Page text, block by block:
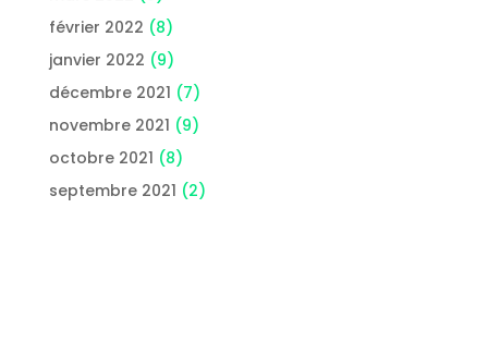
février 2022 (8)
janvier 2022 (9)
décembre 2021 (7)
novembre 2021 (9)
octobre 2021 (8)
septembre 2021 (2)